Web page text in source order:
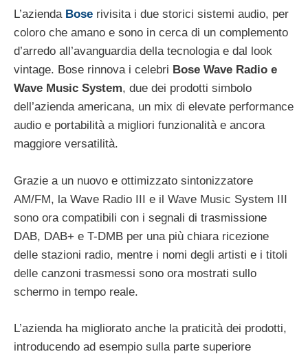
L’azienda Bose rivisita i due storici sistemi audio, per
coloro che amano e sono in cerca di un complemento
d’arredo all’avanguardia della tecnologia e dal look
vintage. Bose rinnova i celebri Bose Wave Radio e
Wave Music System, due dei prodotti simbolo
dell’azienda americana, un mix di elevate performance
audio e portabilità a migliori funzionalità e ancora
maggiore versatilità.
Grazie a un nuovo e ottimizzato sintonizzatore
AM/FM, la Wave Radio III e il Wave Music System III
sono ora compatibili con i segnali di trasmissione
DAB, DAB+ e T-DMB per una più chiara ricezione
delle stazioni radio, mentre i nomi degli artisti e i titoli
delle canzoni trasmessi sono ora mostrati sullo
schermo in tempo reale.
L’azienda ha migliorato anche la praticità dei prodotti,
introducendo ad esempio sulla parte superiore